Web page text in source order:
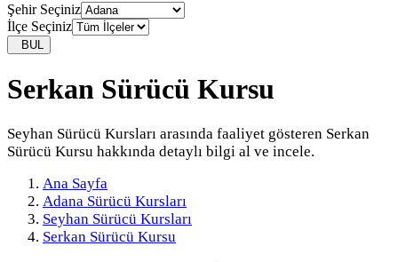
Şehir Seçiniz
İlçe Seçiniz
BUL
Serkan Sürücü Kursu
Seyhan Sürücü Kursları arasında faaliyet gösteren Serkan
Sürücü Kursu hakkında detaylı bilgi al ve incele.
Ana Sayfa
Adana Sürücü Kursları
Seyhan Sürücü Kursları
Serkan Sürücü Kursu